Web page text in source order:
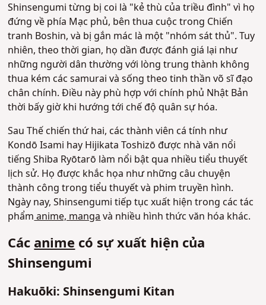
Shinsengumi từng bị coi là "kẻ thù của triều đình" vì họ
đứng về phía Mạc phủ, bên thua cuộc trong Chiến
tranh Boshin, và bị gắn mác là một "nhóm sát thủ". Tuy
nhiên, theo thời gian, họ dần được đánh giá lại như
những người dân thường với lòng trung thành không
thua kém các samurai và sống theo tinh thần võ sĩ đạo
chân chính. Điều này phù hợp với chính phủ Nhật Bản
thời bấy giờ khi hướng tới chế độ quân sự hóa.
Sau Thế chiến thứ hai, các thành viên cá tính như
Kondō Isami hay Hijikata Toshizō được nhà văn nổi
tiếng Shiba Ryōtarō làm nổi bật qua nhiều tiểu thuyết
lịch sử. Họ được khắc họa như những câu chuyện
thành công trong tiểu thuyết và phim truyền hình.
Ngày nay, Shinsengumi tiếp tục xuất hiện trong các tác
phẩmanime, mangavà nhiều hình thức văn hóa khác.
Cácanimecó sự xuất hiện của
Shinsengumi
Hakuōki: Shinsengumi Kitan